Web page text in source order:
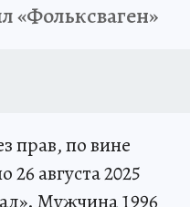
«Фольксваген»
прав, по вине
августа 2025
Мужчина 1996